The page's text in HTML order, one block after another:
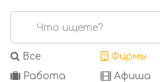
Все Фирмы
Работа
Афиша